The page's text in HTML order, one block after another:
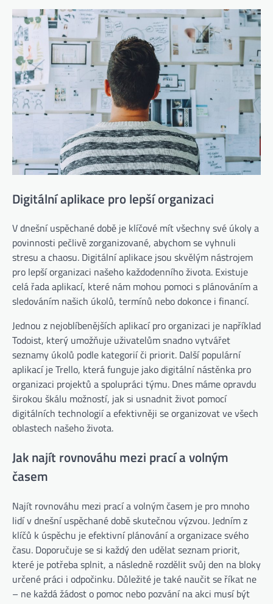
Digitální aplikace pro lepší organizaci
V dnešní uspěchané době je klíčové mít všechny své úkoly a
povinnosti pečlivě zorganizované, abychom se vyhnuli
stresu a chaosu. Digitální aplikace jsou skvělým nástrojem
pro lepší organizaci našeho každodenního života. Existuje
celá řada aplikací, které nám mohou pomoci s plánováním a
sledováním našich úkolů, termínů nebo dokonce i financí.
Jednou z nejoblíbenějších aplikací pro organizaci je například
Todoist, který umožňuje uživatelům snadno vytvářet
seznamy úkolů podle kategorií či priorit. Další populární
aplikací je Trello, která funguje jako digitální nástěnka pro
organizaci projektů a spolupráci týmu. Dnes máme opravdu
širokou škálu možností, jak si usnadnit život pomocí
digitálních technologií a efektivněji se organizovat ve všech
oblastech našeho života.
Jak najít rovnováhu mezi prací a volným
časem
Najít rovnováhu mezi prací a volným časem je pro mnoho
lidí v dnešní uspěchané době skutečnou výzvou. Jedním z
klíčů k úspěchu je efektivní plánování a organizace svého
času. Doporučuje se si každý den udělat seznam priorit,
které je potřeba splnit, a následně rozdělit svůj den na bloky
určené práci i odpočinku. Důležité je také naučit se říkat ne
– ne každá žádost o pomoc nebo pozvání na akci musí být